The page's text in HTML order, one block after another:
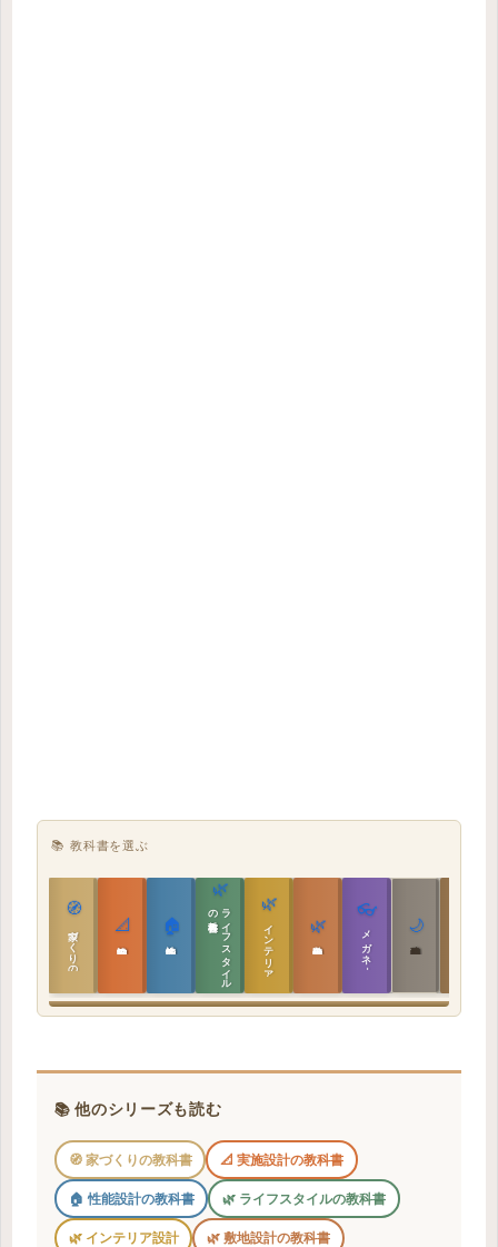
📚 教科書を選ぶ
🧭
家づくりの教科書 📐
実施設計の教科書
🏠
性能設計の教科書
🌿
ラ
イ
フ
ス
タ
イ
ル
の
教科書 🌿
インテリア設計 🌿
敷地設計の教科書
👓
メガネ｜転職 🌙
建築思想の教科書
📚 他のシリーズも読む
🧭 家づくりの教科書 📐 実施設計の教科書
🏠 性能設計の教科書 🌿 ライフスタイルの教科書
🌿 インテリア設計 🌿 敷地設計の教科書